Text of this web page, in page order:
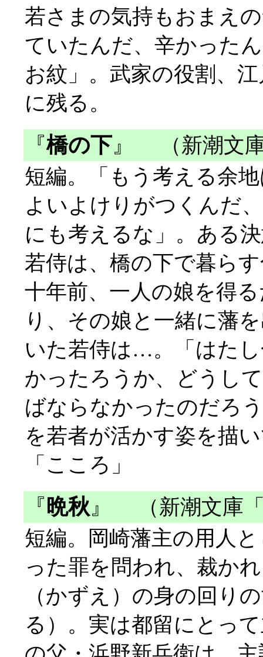
若さまの気持もおまえ
ていたんだ、辛かった
お紋」。武家の役割、
に残る。
『橋の下 』
（新潮文
短編。「もう考える余
よいよけりがつくんだ
にも考えるな」。ある
若侍は、橋の下で暮ら
十年前、一人の娘を得
り、その娘と一緒に藩
いた若侍は…。「はた
かったろうか、どうし
ばならなかったのだろ
を若者が活かす姿を描
「こころ」
『晩秋 』
（新潮文庫
短編。岡崎藩主の用人
った罪を問われ、裁か
（かずえ）の身の回り
る）。実は都留にとっ